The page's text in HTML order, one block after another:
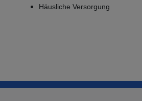
Häusliche Versorgung